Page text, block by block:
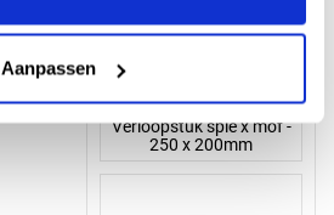
Aanpassen
Afvoer pvc manchet -
Verloopstuk spie x mof -
250 x 200mm